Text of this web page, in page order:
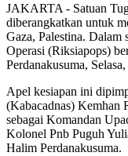
JAKARTA - Satuan
diberangkatkan untuk
Gaza, Palestina. Dalam
Operasi (Riksiapops)
Perdanakusuma,
Apel kesiapan ini
(Kabacadnas) Kemhan
sebagai Komandan
Kolonel Pnb Puguh
Halim Perdanakusuma.